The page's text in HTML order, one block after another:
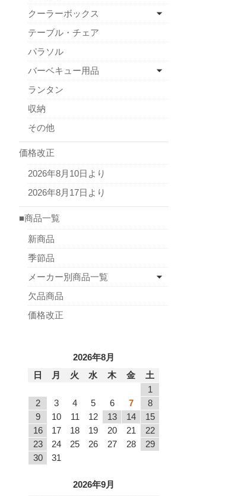
クーラーボックス
テーブル・チェア
パラソル
バーベキュー用品
ランタン
収納
その他
価格改正
2026年8月10日より
2026年8月17日より
■商品一覧
新商品
季節品
メーカー別商品一覧
欠品商品
価格改正
2026年8月
日
月 火 水 木 金
土
1
2
3 4 5 6 7
8
9
10 11 12 13 14
15
16
17 18 19 20 21
22
23
24 25 26 27 28
29
30
31
2026年9月